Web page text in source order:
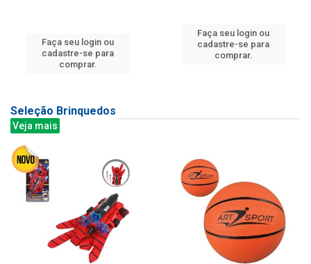
Faça seu login ou
cadastre-se para
comprar.
Faça seu login ou
cadastre-se para
comprar.
Seleção Brinquedos
Veja mais